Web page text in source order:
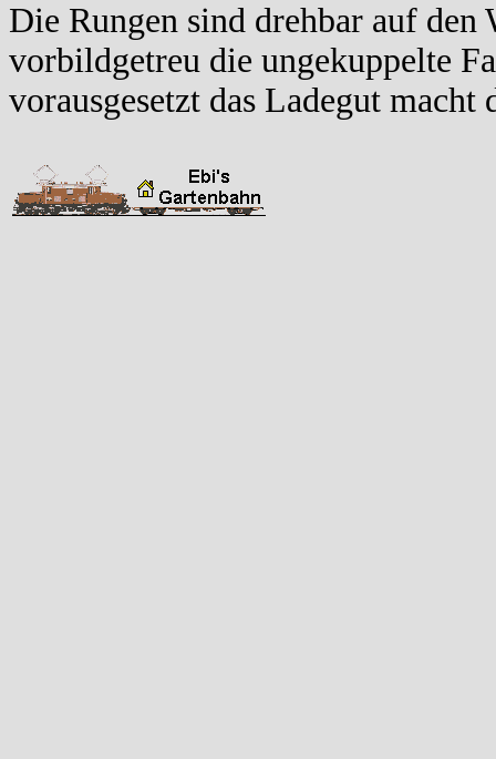
Die Rungen sind drehbar auf den
vorbildgetreu die ungekuppelte
vorausgesetzt das Ladegut macht